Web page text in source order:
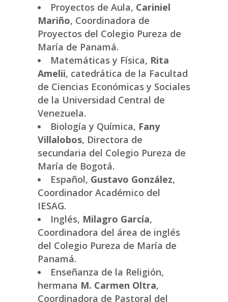
Proyectos de Aula, Cariniel
Mariño, Coordinadora de
Proyectos del Colegio Pureza de
María de Panamá.
Matemáticas y Física, Rita
Amelii, catedrática de la Facultad
de Ciencias Económicas y Sociales
de la Universidad Central de
Venezuela.
Biología y Química, Fany
Villalobos, Directora de
secundaria del Colegio Pureza de
María de Bogotá.
Español, Gustavo González,
Coordinador Académico del
IESAG.
Inglés, Milagro García,
Coordinadora del área de inglés
del Colegio Pureza de María de
Panamá.
Enseñanza de la Religión,
hermana M. Carmen Oltra,
Coordinadora de Pastoral del